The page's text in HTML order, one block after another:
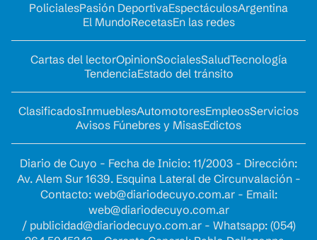
PolicialesPasión DeportivaEspectáculosArgentina
El MundoRecetasEn las redes
Cartas del lectorOpinionSocialesSaludTecnología
TendenciaEstado del tránsito
ClasificadosInmueblesAutomotoresEmpleosServicios
Avisos Fúnebres y MisasEdictos
Diario de Cuyo - Fecha de Inicio: 11/2003 - Dirección:
Av. Alem Sur 1639. Esquina Lateral de Circunvalación -
Contacto: web@diariodecuyo.com.ar- Email:
web@diariodecuyo.com.ar
/ publicidad@diariodecuyo.com.ar- Whatsapp: (054)